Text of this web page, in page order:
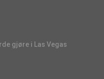
gjøre i Las Vegas